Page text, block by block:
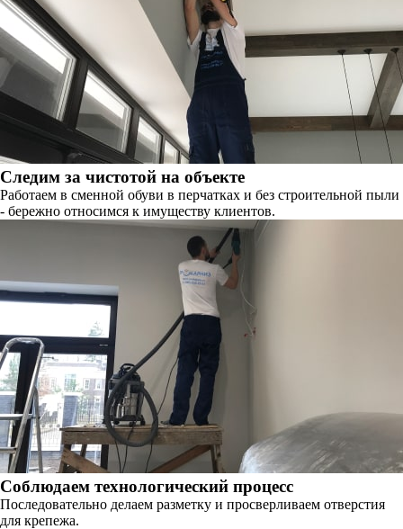
Следим за чистотой на объекте
Работаем в сменной обуви в перчатках и без строительной пыли
- бережно относимся к имуществу клиентов.
Соблюдаем технологический процесс
Последовательно делаем разметку и просверливаем отверстия
для крепежа.